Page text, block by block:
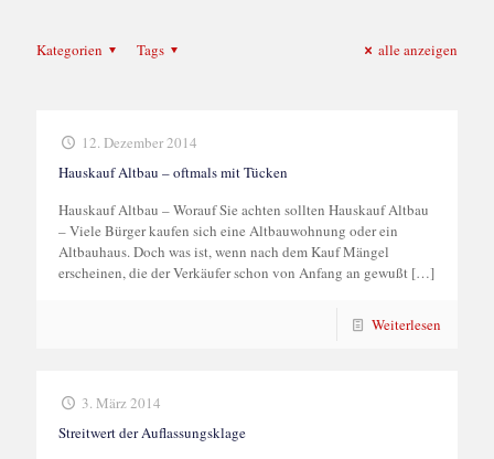
Kategorien Tags alle anzeigen
12. Dezember 2014
Hauskauf Altbau – oftmals mit Tücken
Hauskauf Altbau – Worauf Sie achten sollten Hauskauf Altbau
– Viele Bürger kaufen sich eine Altbauwohnung oder ein
Altbauhaus. Doch was ist, wenn nach dem Kauf Mängel
erscheinen, die der Verkäufer schon von Anfang an gewußt […]
Weiterlesen
3. März 2014
Streitwert der Auflassungsklage